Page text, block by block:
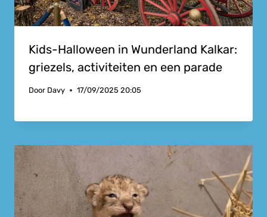
Kids-Halloween in Wunderland Kalkar:
griezels, activiteiten en een parade
Door Davy 17/09/2025 20:05